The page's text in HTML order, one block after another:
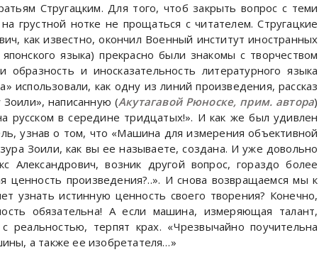
Стругацким. Для того, чтоб закрыть вопрос с теми
грустной нотке не прощаться с читателем. Стругацкие
как известно, окончил Военный институт иностранных
языка) прекрасно были знакомы с творчеством
образность и иносказательность литературного языка
использовали, как одну из линий произведения, рассказ
написанную (Акутагавой Рюноске, прим. автора)
в середине тридцатых!». И как же был удивлен
узнав о том, что «Машина для измерения объективной
Зоили, как вы ее называете, создана. И уже довольно
возник другой вопрос, гораздо более
произведения?..». И снова возвращаемся мы к
узнать истинную ценность своего творения? Конечно,
обязательна! А если машина, измеряющая талант,
реальностью, терпят крах. «Чрезвычайно поучительна
а также ее изобретателя…»